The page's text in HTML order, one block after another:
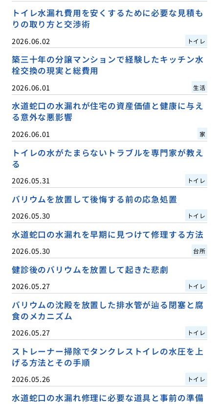
トイレ水漏れ費用を安くするために必要な見積も
りの取り方と交渉術
2026.06.02 トイレ
築三十年の分譲マンションで経験したキッチン水
栓交換の現実と総費用
2026.06.01 生活
水道蛇口の水漏れが住宅の資産価値と健康に与え
る意外な悪影響
2026.06.01 家
トイレの水がたまらないトラブルを専門家が教え
る
2026.05.31 トイレ
バリウムを放置して後悔する前の応急処置
2026.05.30 トイレ
水道蛇口の水漏れを早期に見つけて修理する方法
2026.05.30 台所
健診後のバリウムを放置して起きた悲劇
2026.05.27 トイレ
バリウムの沈殿を放置した排水管が辿る閉塞と腐
食のメカニズム
2026.05.27 トイレ
ストレーナー掃除でタンクレストイレの水圧を上
げる方法とその手順
2026.05.26 トイレ
水道蛇口の水漏れ修理に必要な道具と事前の準備